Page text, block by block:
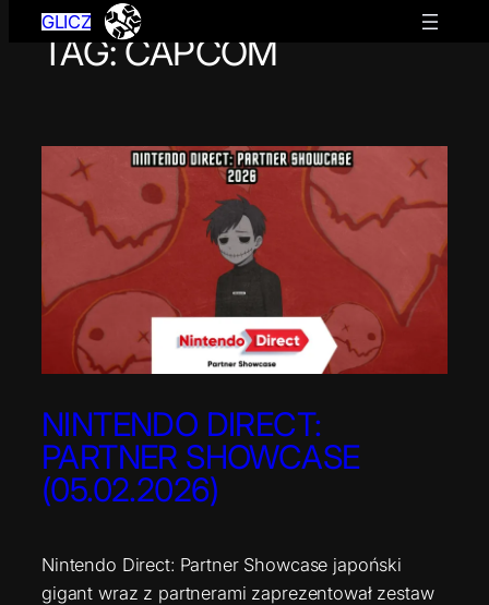
Przejdź
GLICZ
TAG:CAPCOM
NINTENDO DIRECT:
PARTNER SHOWCASE
(05.02.2026)
Nintendo Direct: Partner Showcase japoński
gigant wraz z partnerami zaprezentował zestaw